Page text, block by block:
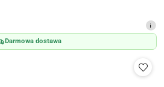
Darmowa dostawa